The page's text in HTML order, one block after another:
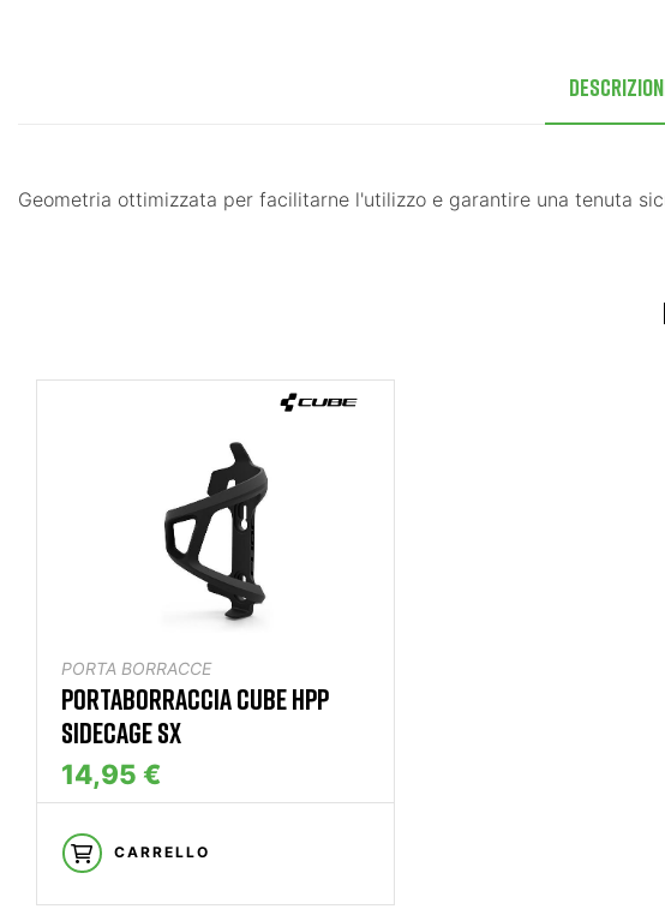
Geometria ottimizzata per facilitarne l'utilizzo e garantire una tenuta
PORTA BORRACCE
PORTABORRACCIA CUBE HPP
SIDECAGE SX
14,95 €
CARRELLO